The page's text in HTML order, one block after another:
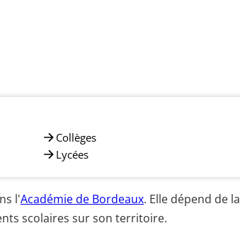
Collèges
Lycées
l'Académie de Bordeaux. Elle dépend de la
scolaires sur son territoire.